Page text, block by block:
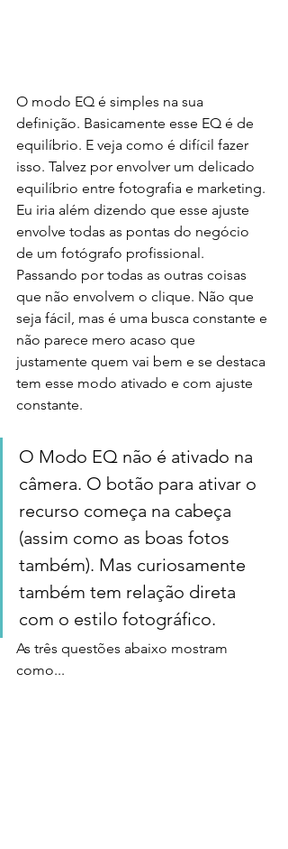
O modo EQ é simples na sua
definição. Basicamente esse EQ é de
equilíbrio. E veja como é difícil fazer
isso. Talvez por envolver um delicado
equilíbrio entre fotografia e marketing.
Eu iria além dizendo que esse ajuste
envolve todas as pontas do negócio
de um fotógrafo profissional.
Passando por todas as outras coisas
que não envolvem o clique. Não que
seja fácil, mas é uma busca constante e
não parece mero acaso que
justamente quem vai bem e se destaca
tem esse modo ativado e com ajuste
constante.
O Modo EQ não é ativado na
câmera. O botão para ativar o
recurso começa na cabeça
(assim como as boas fotos
também). Mas curiosamente
também tem relação direta
com o estilo fotográfico.
As três questões abaixo mostram
como...